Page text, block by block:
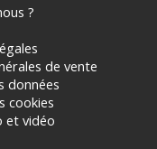
?
de vente
données
cookies
et vidéo